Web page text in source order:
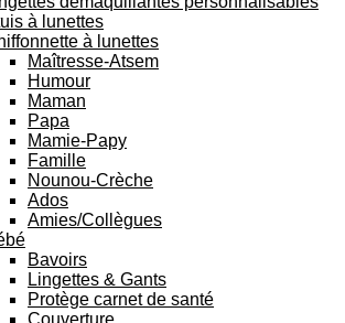
à lunettes
à lunettes
Maîtresse-Atsem
Humour
Maman
Papa
Mamie-Papy
Famille
Nounou-Crèche
Ados
Amies/Collègues
Bavoirs
Lingettes & Gants
Protège carnet de santé
Couverture